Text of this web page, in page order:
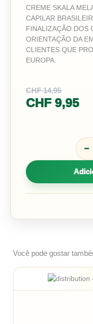
CREME SKALA
CAPILAR
FINALIZAÇÃO DOS
ORIENTAÇÃO DA
CLIENTES QUE
EUROPA.
CHF14,95
CHF9,95
−
Você pode gostar